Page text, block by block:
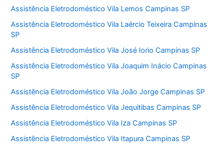
Assistência Eletrodoméstico Vila Lemos Campinas SP
Assistência Eletrodoméstico Vila Laércio Teixeira Campinas
SP
Assistência Eletrodoméstico Vila José Iorio Campinas SP
Assistência Eletrodoméstico Vila Joaquim Inácio Campinas
SP
Assistência Eletrodoméstico Vila João Jorge Campinas SP
Assistência Eletrodoméstico Vila Jequitibas Campinas SP
Assistência Eletrodoméstico Vila Iza Campinas SP
Assistência Eletrodoméstico Vila Itapura Campinas SP